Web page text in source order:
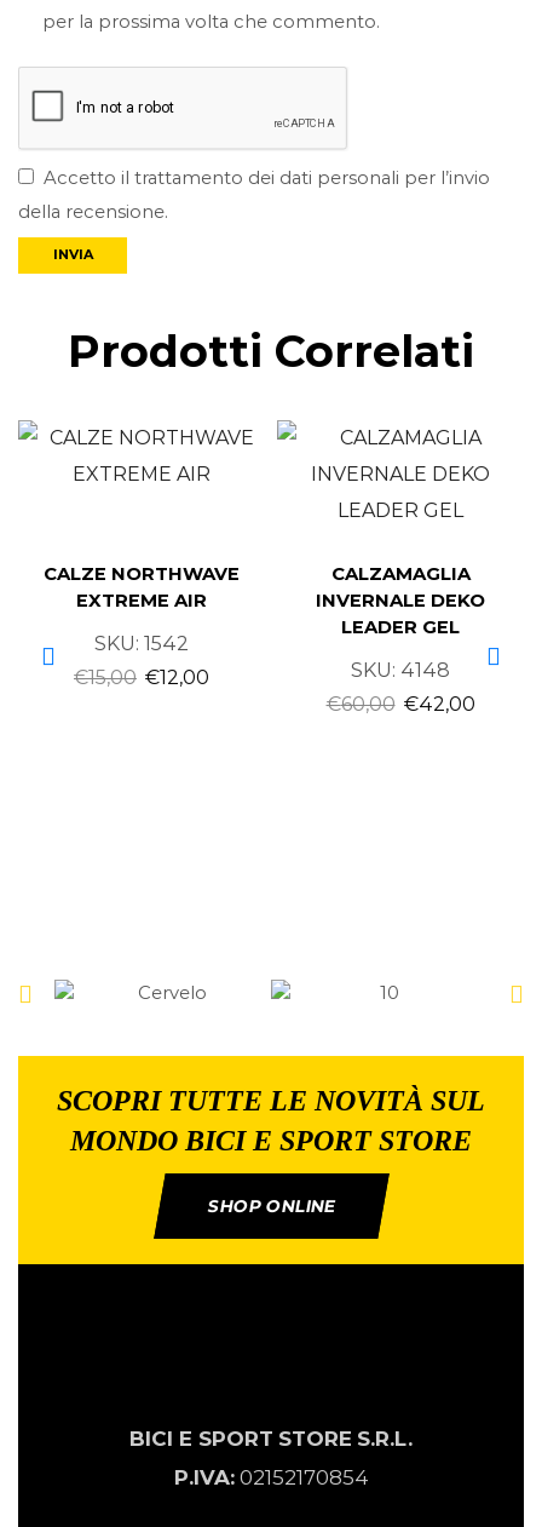
per la prossima volta che commento.
Accetto il trattamento dei dati personali per l’invio
della recensione.
Prodotti Correlati
CALZE NORTHWAVE
EXTREME AIR
SKU: 1542
€15,00 €12,00
CALZAMAGLIA
INVERNALE DEKO
LEADER GEL
SKU: 4148
€60,00 €42,00
SCOPRI TUTTE LE NOVITÀ SUL
MONDO BICI E SPORT STORE
SHOP ONLINE
BICI E SPORT STORE S.R.L.
P.IVA:02152170854